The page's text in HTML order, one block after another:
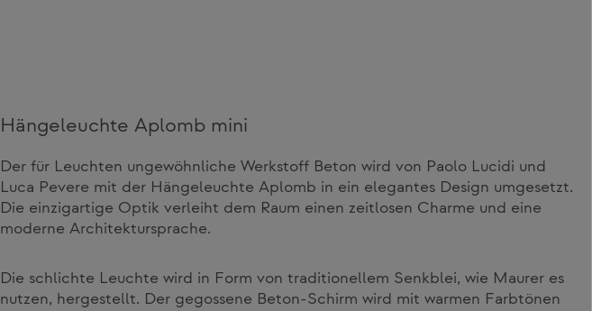
Hängeleuchte Aplomb mini
Der für Leuchten ungewöhnliche Werkstoff Beton wird von Paolo Lucidi und
Luca Pevere mit der Hängeleuchte Aplomb in ein elegantes Design umgesetzt.
Die einzigartige Optik verleiht dem Raum einen zeitlosen Charme und eine
moderne Architektursprache.
Die schlichte Leuchte wird in Form von traditionellem Senkblei, wie Maurer es
nutzen, hergestellt. Der gegossene Beton-Schirm wird mit warmen Farbtönen